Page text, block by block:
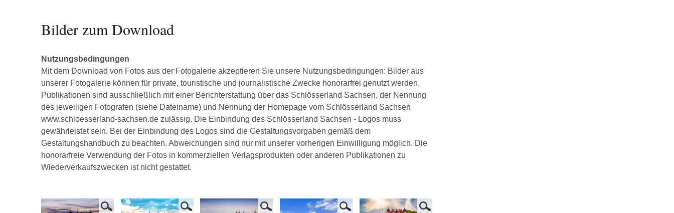
Bilder zum Download
Nutzungsbedingungen
Mit dem Download von Fotos aus der Fotogalerie akzeptieren Sie unsere Nutzungsbedingungen: Bilder aus
unserer Fotogalerie können für private, touristische und journalistische Zwecke honorarfrei genutzt werden.
Publikationen sind ausschließlich mit einer Berichterstattung über das Schlösserland Sachsen, der Nennung
des jeweiligen Fotografen (siehe Dateiname) und Nennung der Homepage vom Schlösserland Sachsen
www.schloesserland-sachsen.de zulässig. Die Einbindung des Schlösserland Sachsen - Logos muss
gewährleistet sein. Bei der Einbindung des Logos sind die Gestaltungsvorgaben gemäß dem
Gestaltungshandbuch zu beachten. Abweichungen sind nur mit unserer vorherigen Einwilligung möglich. Die
honorarfreie Verwendung der Fotos in kommerziellen Verlagsprodukten oder anderen Publikationen zu
Wiederverkaufszwecken ist nicht gestattet.